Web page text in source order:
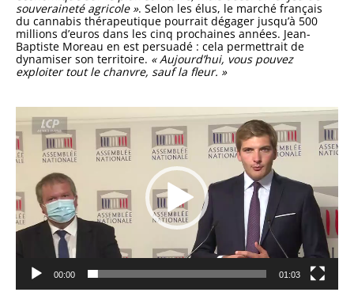
souveraineté agricole ». Selon les élus, le marché français
du cannabis thérapeutique pourrait dégager jusqu’à 500
millions d’euros dans les cinq prochaines années. Jean-
Baptiste Moreau en est persuadé : cela permettrait de
dynamiser son territoire. « Aujourd’hui, vous pouvez
exploiter tout le chanvre, sauf la fleur. »
Lecteur
vidéo
00:00 01:03